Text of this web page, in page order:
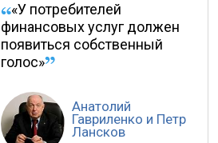
«У потребителей
финансовых услуг должен
появиться собственный
голос»
Анатолий
Гавриленко и Петр
Лансков